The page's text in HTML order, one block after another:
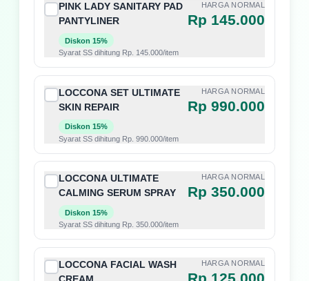
PINK LADY SANITARY PAD
PANTYLINER
Diskon 15%
Syarat SS dihitung Rp. 145.000/item
HARGA NORMAL
Rp 145.000
LOCCONA SET ULTIMATE
SKIN REPAIR
Diskon 15%
Syarat SS dihitung Rp. 990.000/item
HARGA NORMAL
Rp 990.000
LOCCONA ULTIMATE
CALMING SERUM SPRAY
Diskon 15%
Syarat SS dihitung Rp. 350.000/item
HARGA NORMAL
Rp 350.000
LOCCONA FACIAL WASH
CREAM
HARGA NORMAL
Rp 125.000